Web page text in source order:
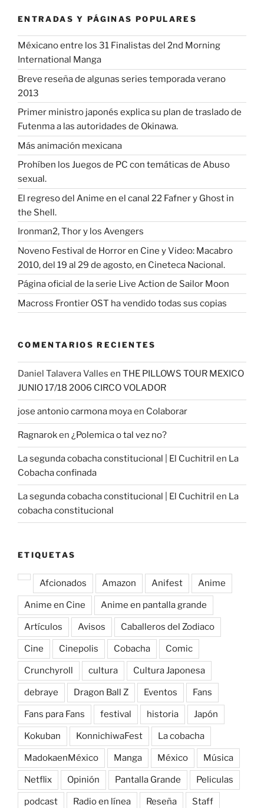
ENTRADAS Y PÁGINAS POPULARES
Méxicano entre los 31 Finalistas del 2nd Morning
International Manga
Breve reseña de algunas series temporada verano
2013
Primer ministro japonés explica su plan de traslado de
Futenma a las autoridades de Okinawa.
Más animación mexicana
Prohíben los Juegos de PC con temáticas de Abuso
sexual.
El regreso del Anime en el canal 22 Fafner y Ghost in
the Shell.
Ironman2, Thor y los Avengers
Noveno Festival de Horror en Cine y Video: Macabro
2010, del 19 al 29 de agosto, en Cineteca Nacional.
Página oficial de la serie Live Action de Sailor Moon
Macross Frontier OST ha vendido todas sus copias
COMENTARIOS RECIENTES
Daniel Talavera Valles en THE PILLOWS TOUR MEXICO
JUNIO 17/18 2006 CIRCO VOLADOR
jose antonio carmona moyaen Colaborar
Ragnaroken ¿Polemica o tal vez no?
La segunda cobacha constitucional | El Cuchitril en La
Cobacha confinada
La segunda cobacha constitucional | El Cuchitril en La
cobacha constitucional
ETIQUETAS
Afcionados Amazon Anifest Anime
Anime en Cine Anime en pantalla grande
Artículos Avisos Caballeros del Zodiaco
Cine Cinepolis Cobacha Comic
Crunchyroll cultura Cultura Japonesa
debraye Dragon Ball Z Eventos Fans
Fans para Fans festival historia Japón
Kokuban KonnichiwaFest La cobacha
MadokaenMéxico Manga México Música
Netflix Opinión Pantalla Grande Peliculas
podcast Radio en línea Reseña Staff